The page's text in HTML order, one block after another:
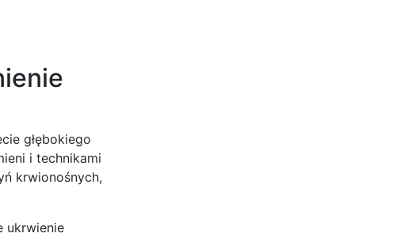
głębokiego
i technikami
krwionośnych,
ukrwienie